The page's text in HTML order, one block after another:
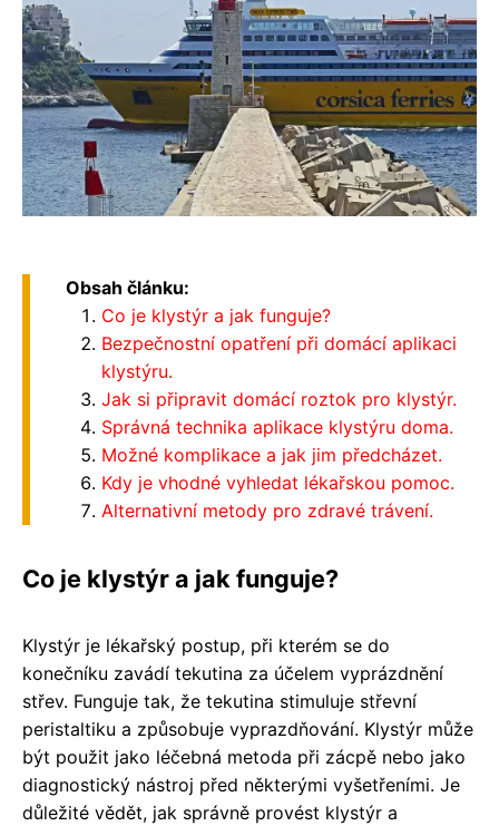
Obsah článku:
Co je klystýr a jak funguje?
Bezpečnostní opatření při domácí aplikaci
klystýru.
Jak si připravit domácí roztok pro klystýr.
Správná technika aplikace klystýru doma.
Možné komplikace a jak jim předcházet.
Kdy je vhodné vyhledat lékařskou pomoc.
Alternativní metody pro zdravé trávení.
Co je klystýr a jak funguje?
Klystýr je lékařský postup, při kterém se do
konečníku zavádí tekutina za účelem vyprázdnění
střev. Funguje tak, že tekutina stimuluje střevní
peristaltiku a způsobuje vyprazdňování. Klystýr může
být použit jako léčebná metoda při zácpě nebo jako
diagnostický nástroj před některými vyšetřeními. Je
důležité vědět, jak správně provést klystýr a